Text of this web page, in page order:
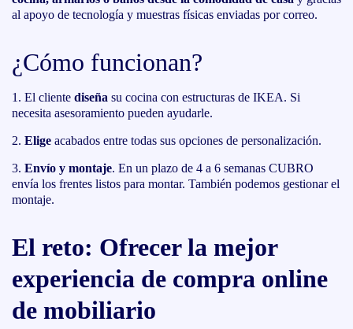
al apoyo de tecnología y muestras físicas enviadas por correo.
¿Cómo funcionan?
El cliente diseña su cocina con estructuras de IKEA. Si
necesita asesoramiento pueden ayudarle.
Elige acabados entre todas sus opciones de personalización.
Envío y montaje. En un plazo de 4 a 6 semanas CUBRO
envía los frentes listos para montar. También podemos gestionar el
montaje.
El reto: Ofrecer la mejor
experiencia de compra online
de mobiliario